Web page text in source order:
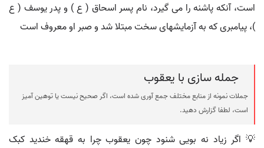
است، آنکه پاشنه را می گیرد، نام پسر اسحاق ( ع ) و پدر یوسف ( ع
)، پیامبری که به آزمایشهای سخت مبتلا شد و صبر او معروف است
جمله سازی با یعقوب
جملات نمونه از منابع مختلف جمع آوری شده است، اگر صحیح نیست یا توهین آمیز
است، لطفا گزارش دهید.
💡 اگر زیاد نه بویی شنود چون یعقوب چرا به قهقه خندید کبک